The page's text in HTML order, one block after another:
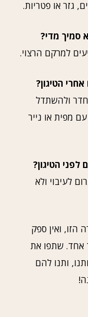
גזר או פטריות.
סמיך מדי?
למרקם הרצוי.
הטיגון?
ולהשתדל
מפית או נייר
הטיגון?
לעיבוי ולא
הזו, ואין ספק
אחד. שתפו את
ותנו להם